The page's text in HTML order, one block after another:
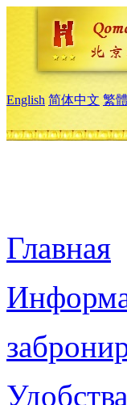
English 简体中文 繁
Главная
Удобства